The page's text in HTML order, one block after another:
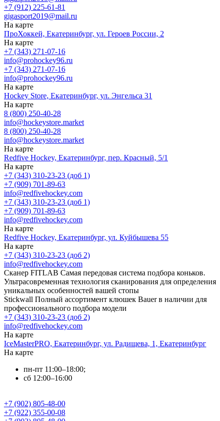
+7 (912) 225-61-81
gigasport2019@mail.ru
На карте
ПроХоккей, Екатеринбург, ул. Героев России, 2
На карте
+7 (343) 271-07-16
info@prohockey96.ru
+7 (343) 271-07-16
info@prohockey96.ru
На карте
Hockey Store, Екатеринбург, ул. Энгельса 31
На карте
8 (800) 250-40-28
info@hockeystore.market
8 (800) 250-40-28
info@hockeystore.market
На карте
Redfive Hockey, Екатеринбург, пер. Красный, 5/1
На карте
+7 (343) 310-23-23 (доб 1)
+7 (909) 701-89-63
info@redfivehockey.com
+7 (343) 310-23-23 (доб 1)
+7 (909) 701-89-63
info@redfivehockey.com
На карте
Redfive Hockey, Екатеринбург, ул. Куйбышева 55
На карте
+7 (343) 310-23-23 (доб 2)
info@redfivehockey.com
Сканер FITLAB Самая передовая система подбора коньков.
Ультрасовременная технология сканирования для определения
уникальных особенностей вашей стопы
Stickwall Полный ассортимент клюшек Bauer в наличии для
профессионального подбора модели
+7 (343) 310-23-23 (доб 2)
info@redfivehockey.com
На карте
IceMasterPRO, Екатеринбург, ул. Радищева, 1, Екатеринбург
На карте
пн-пт 11:00–18:00;
сб 12:00–16:00
+7 (902) 805-48-00
+7 (922) 355-00-08